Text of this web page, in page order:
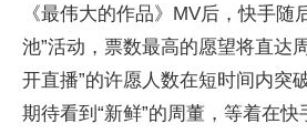
《最伟大的作品》MV后，快手随
池”活动，票数最高的愿望将直达
开直播”的许愿人数在短时间内突
期待看到“新鲜”的周董，等着在快